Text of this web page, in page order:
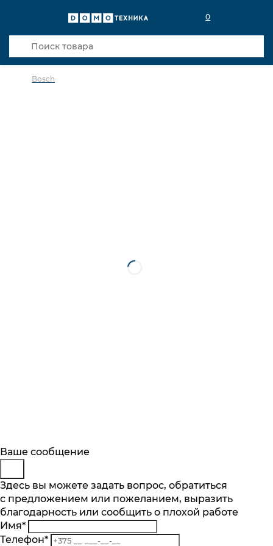
0
Bosch
Описание
Отзывы
Основные характеристики
Количество скоростей, шт.
2
Количество насадок, шт.
Будьте в курсе
Подпишитесь на последние обновления
и узнавайте о новинках и специальных
предложениях первыми
Подписаться
Заказ обратного звонка
Представьтесь
Телефон*
Комментарий
Ваше сообщение
Здесь вы можете задать вопрос, обратиться
с предложением или пожеланием, выразить
благодарность или сообщить о плохой работе
Имя*
Телефон*